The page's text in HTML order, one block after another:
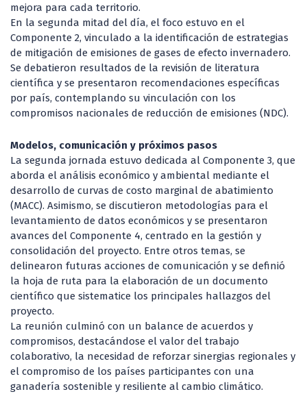
mejora para cada territorio.
En la segunda mitad del día, el foco estuvo en el
Componente 2, vinculado a la identificación de estrategias
de mitigación de emisiones de gases de efecto invernadero.
Se debatieron resultados de la revisión de literatura
científica y se presentaron recomendaciones específicas
por país, contemplando su vinculación con los
compromisos nacionales de reducción de emisiones (NDC).
Modelos, comunicación y próximos pasos
La segunda jornada estuvo dedicada al Componente 3, que
aborda el análisis económico y ambiental mediante el
desarrollo de curvas de costo marginal de abatimiento
(MACC). Asimismo, se discutieron metodologías para el
levantamiento de datos económicos y se presentaron
avances del Componente 4, centrado en la gestión y
consolidación del proyecto. Entre otros temas, se
delinearon futuras acciones de comunicación y se definió
la hoja de ruta para la elaboración de un documento
científico que sistematice los principales hallazgos del
proyecto.
La reunión culminó con un balance de acuerdos y
compromisos, destacándose el valor del trabajo
colaborativo, la necesidad de reforzar sinergias regionales y
el compromiso de los países participantes con una
ganadería sostenible y resiliente al cambio climático.